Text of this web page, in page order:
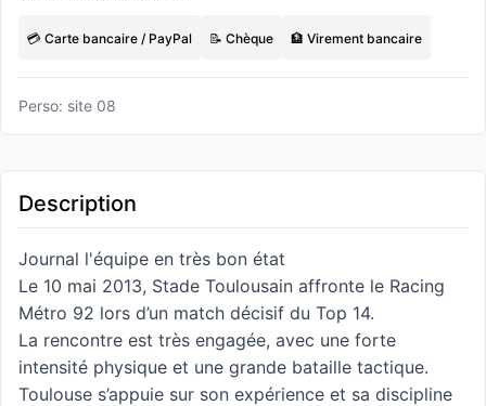
💳 Carte bancaire / PayPal 📝 Chèque 🏦 Virement bancaire
Perso: site 08
Description
Journal l'équipe en très bon état
Le 10 mai 2013, Stade Toulousain affronte le Racing
Métro 92 lors d’un match décisif du Top 14.
La rencontre est très engagée, avec une forte
intensité physique et une grande bataille tactique.
Toulouse s’appuie sur son expérience et sa discipline